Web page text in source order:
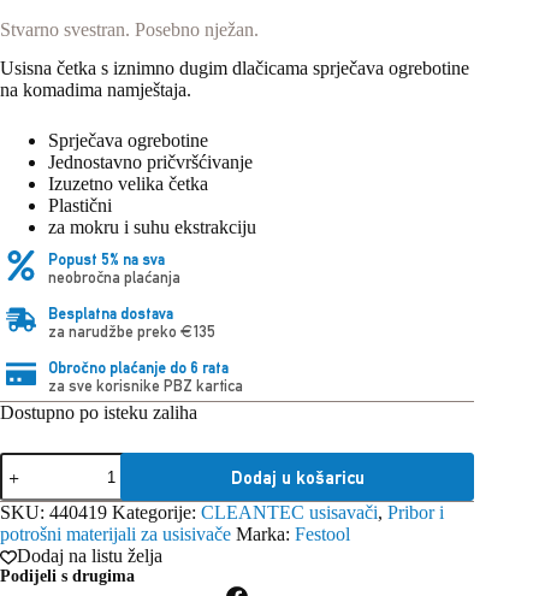
Stvarno svestran. Posebno nježan.
Usisna četka s iznimno dugim dlačicama sprječava ogrebotine
na komadima namještaja.
Sprječava ogrebotine
Jednostavno pričvršćivanje
Izuzetno velika četka
Plastični
za mokru i suhu ekstrakciju
Popust 5% na sva
neobročna plaćanja
Besplatna dostava
za narudžbe preko €135
Obročno plaćanje do 6 rata
za sve korisnike PBZ kartica
Dostupno po isteku zaliha
Festool
Okrugla
četka
D
50
SP
količina
Dodaj u košaricu
SKU: 440419 Kategorije: CLEANTEC usisavači, Pribor i
potrošni materijali za usisivače Marka: Festool
Dodaj na listu želja
Podijeli s drugima